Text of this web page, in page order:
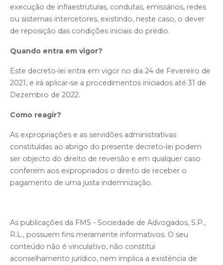
execução de infraestruturas, condutas, emissários, redes
ou sistemas intercetores, existindo, neste caso, o dever
de reposição das condições iniciais do prédio.
Quando entra em vigor?
Este decreto-lei entra em vigor no dia 24 de Fevereiro de
2021, e irá aplicar-se a procedimentos iniciados até 31 de
Dezembro de 2022.
Como reagir?
As expropriações e as servidões administrativas
constituídas ao abrigo do presente decreto-lei podem
ser objecto do direito de reversão e em qualquer caso
conferem aos expropriados o direito de receber o
pagamento de uma justa indemnização.
As publicações da FMS - Sociedade de Advogados, S.P.,
R.L., possuem fins meramente informativos. O seu
conteúdo não é vinculativo, não constitui
aconselhamento jurídico, nem implica a existência de